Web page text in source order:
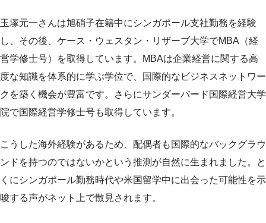
玉塚元一さんは旭硝子在籍中にシンガポール支社勤務を経験
し、その後、ケース・ウェスタン・リザーブ大学でMBA（経
営学修士号）を取得しています。MBAは企業経営に関する高
度な知識を体系的に学ぶ学位で、国際的なビジネスネットワー
クを築く機会が豊富です。さらにサンダーバード国際経営大学
院で国際経営学修士号も取得しています。
こうした海外経験があるため、配偶者も国際的なバックグラウ
ンドを持つのではないかという推測が自然に生まれました。と
くにシンガポール勤務時代や米国留学中に出会った可能性を示
唆する声がネット上で散見されます。